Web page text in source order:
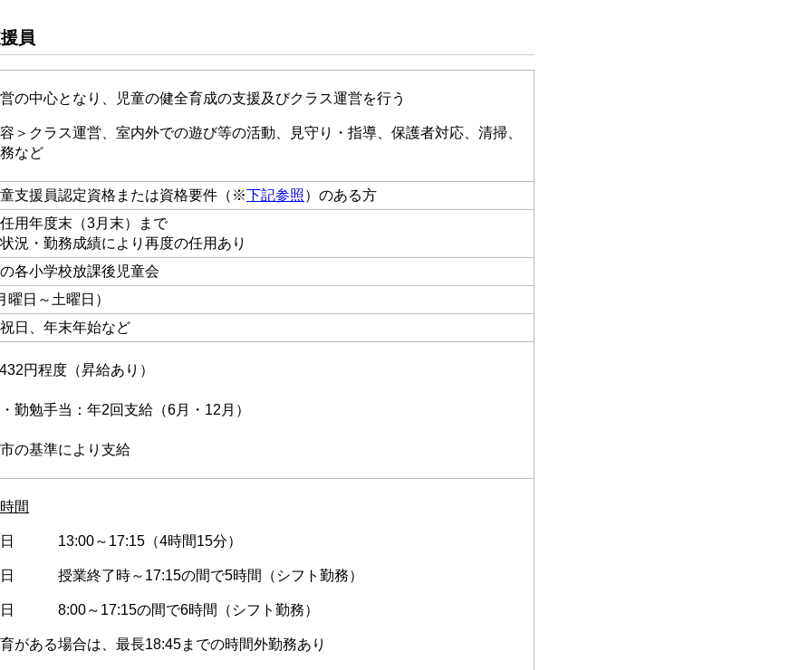
員
の中心となり、児童の健全育成の支援及びクラス運営を行う
＞クラス運営、室内外での遊び等の活動、見守り・指導、保護者対応、清掃、
など
支援員認定資格または資格要件（※下記参照）のある方
用年度末（3月末）まで
況・勤務成績により再度の任用あり
各小学校放課後児童会
曜日～土曜日）
日、年末年始など
円程度（昇給あり）
勤勉手当：年2回支給（6月・12月）
の基準により支給
間
日 13:00～17:15（4時間15分）
日 授業終了時～17:15の間で5時間（シフト勤務）
日 8:00～17:15の間で6時間（シフト勤務）
がある場合は、最長18:45までの時間外勤務あり